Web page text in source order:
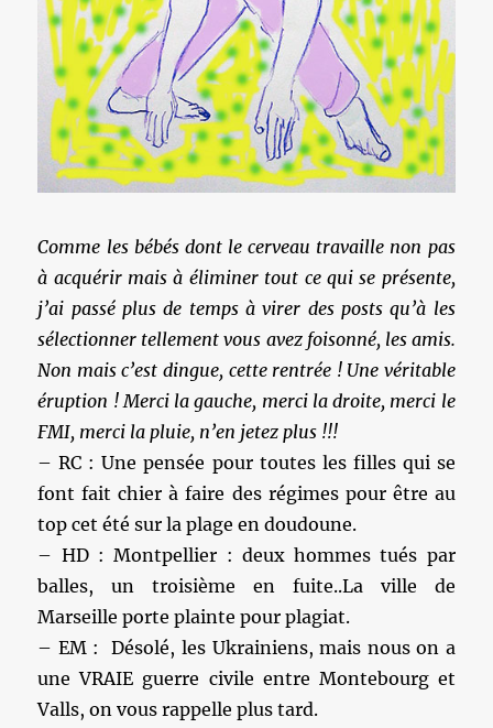
Comme les bébés dont le cerveau travaille non pas
à acquérir mais à éliminer tout ce qui se présente,
j’ai passé plus de temps à virer des posts qu’à les
sélectionner tellement vous avez foisonné, les amis.
Non mais c’est dingue, cette rentrée ! Une véritable
éruption ! Merci la gauche, merci la droite, merci le
FMI, merci la pluie, n’en jetez plus !!!
– RC : Une pensée pour toutes les filles qui se
font fait chier à faire des régimes pour être au
top cet été sur la plage en doudoune.
– HD : Montpellier : deux hommes tués par
balles, un troisième en fuite..La ville de
Marseille porte plainte pour plagiat.
– EM : Désolé, les Ukrainiens, mais nous on a
une VRAIE guerre civile entre Montebourg et
Valls, on vous rappelle plus tard.